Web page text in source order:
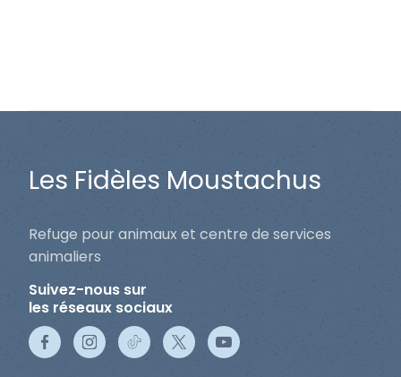
Les Fidèles Moustachus
Refuge pour animaux et centre de services
animaliers
Suivez-nous sur
les réseaux sociaux